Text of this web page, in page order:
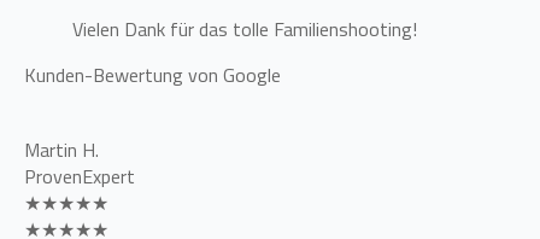
Vielen Dank für das tolle Familienshooting!
Kunden-Bewertung von Google
Martin H.
ProvenExpert
★★★★★
★★★★★